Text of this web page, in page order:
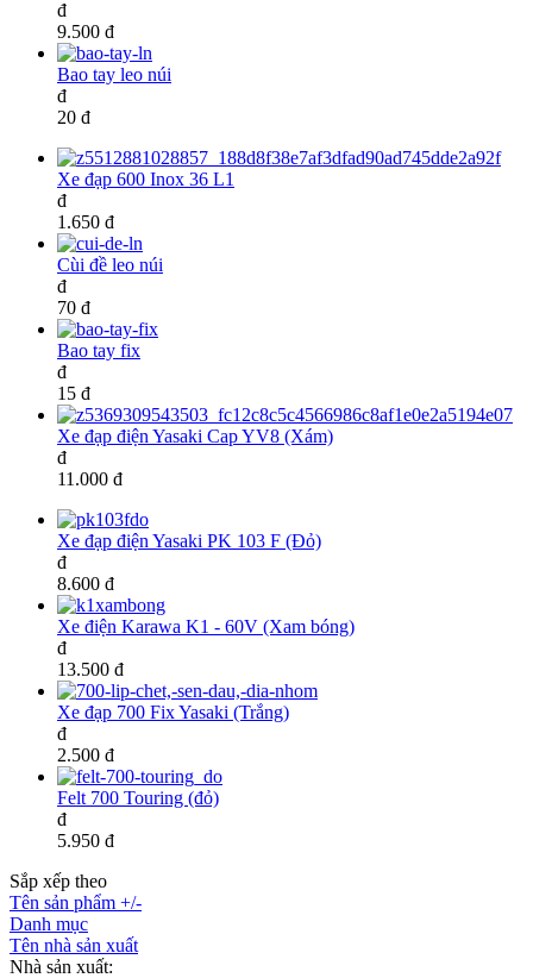
đ
9.500 đ
Bao tay leo núi
đ
20 đ
Xe đạp 600 Inox 36 L1
đ
1.650 đ
Cùi đề leo núi
đ
70 đ
Bao tay fix
đ
15 đ
Xe đạp điện Yasaki Cap YV8 (Xám)
đ
11.000 đ
Xe đạp điện Yasaki PK 103 F (Đỏ)
đ
8.600 đ
Xe điện Karawa K1 - 60V (Xam bóng)
đ
13.500 đ
Xe đạp 700 Fix Yasaki (Trắng)
đ
2.500 đ
Felt 700 Touring (đỏ)
đ
5.950 đ
Sắp xếp theo
Tên sản phẩm +/-
Danh mục
Tên nhà sản xuất
Nhà sản xuất: